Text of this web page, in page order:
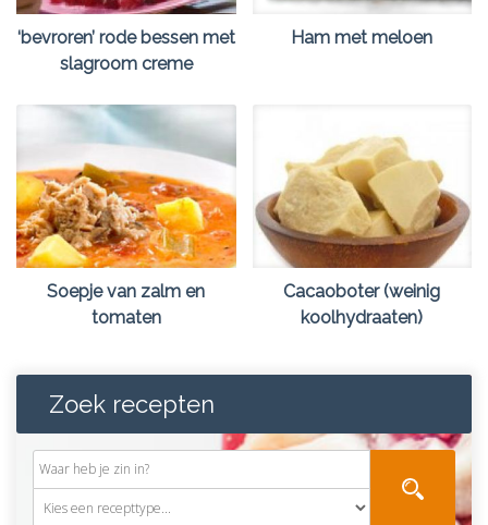
‘bevroren’ rode bessen met
slagroom creme
Ham met meloen
Soepje van zalm en
tomaten
Cacaoboter (weinig
koolhydraaten)
Zoek recepten